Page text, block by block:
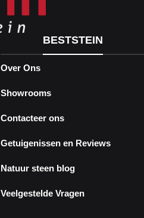
BESTSTEIN
Over Ons
Showrooms
Contacteer ons
Getuigenissen en Reviews
Natuur steen blog
Veelgestelde Vragen